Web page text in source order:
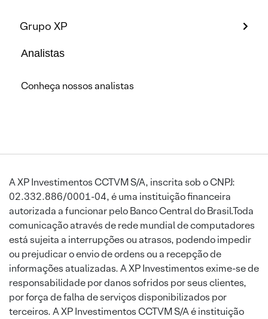
Grupo XP
Analistas
Conheça nossos analistas
A XP Investimentos CCTVM S/A, inscrita sob o CNPJ:
02.332.886/0001-04, é uma instituição financeira
autorizada a funcionar pelo Banco Central do Brasil.Toda
comunicação através de rede mundial de computadores
está sujeita a interrupções ou atrasos, podendo impedir
ou prejudicar o envio de ordens ou a recepção de
informações atualizadas. A XP Investimentos exime-se de
responsabilidade por danos sofridos por seus clientes,
por força de falha de serviços disponibilizados por
terceiros. A XP Investimentos CCTVM S/A é instituição